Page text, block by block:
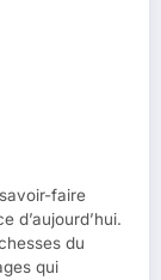
faire
d’aujourd’hui.
du
qui